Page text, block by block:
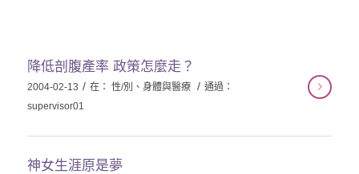
降低剖腹產率 政策怎麼走？
2004-02-13 / 在： 性/別、身體與醫療 / 通過：
supervisor01
神女生涯原是夢